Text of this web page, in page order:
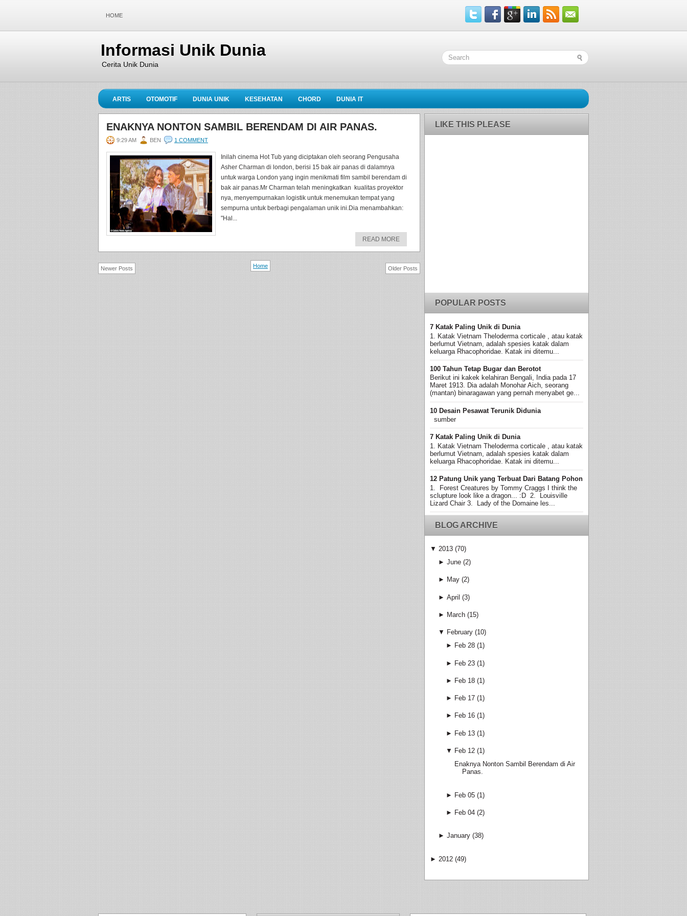
HOME
Informasi Unik Dunia
Cerita Unik Dunia
ARTIS OTOMOTIF DUNIA UNIK KESEHATAN CHORD DUNIA IT
ENAKNYA NONTON SAMBIL BERENDAM DI AIR PANAS.
9:29 AM BEN 1 COMMENT
Inilah cinema Hot Tub yang diciptakan oleh seorang Pengusaha
Asher Charman di london, berisi 15 bak air panas di dalamnya
untuk warga London yang ingin menikmati film sambil berendam di
bak air panas.Mr Charman telah meningkatkan kualitas proyektor
nya, menyempurnakan logistik untuk menemukan tempat yang
sempurna untuk berbagi pengalaman unik ini.Dia menambahkan:
"Hal...
READ MORE
Newer Posts Older Posts
Home
LIKE THIS PLEASE
POPULAR POSTS
7 Katak Paling Unik di Dunia
1. Katak Vietnam Theloderma corticale , atau katak
berlumut Vietnam, adalah spesies katak dalam
keluarga Rhacophoridae. Katak ini ditemu...
100 Tahun Tetap Bugar dan Berotot
Berikut ini kakek kelahiran Bengali, India pada 17
Maret 1913. Dia adalah Monohar Aich, seorang
(mantan) binaragawan yang pernah menyabet ge...
10 Desain Pesawat Terunik Didunia
sumber
7 Katak Paling Unik di Dunia
1. Katak Vietnam Theloderma corticale , atau katak
berlumut Vietnam, adalah spesies katak dalam
keluarga Rhacophoridae. Katak ini ditemu...
12 Patung Unik yang Terbuat Dari Batang Pohon
1. Forest Creatures by Tommy Craggs I think the
sclupture look like a dragon... :D 2. Louisville
Lizard Chair 3. Lady of the Domaine les...
BLOG ARCHIVE
▼ 2013 (70)
► June (2)
► May (2)
► April (3)
► March (15)
▼ February (10)
► Feb 28 (1)
► Feb 23 (1)
► Feb 18 (1)
► Feb 17 (1)
► Feb 16 (1)
► Feb 13 (1)
▼ Feb 12 (1)
Enaknya Nonton Sambil Berendam di Air
Panas.
► Feb 05 (1)
► Feb 04 (2)
► January (38)
► 2012 (49)